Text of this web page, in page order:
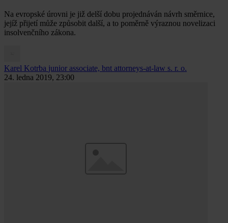
Na evropské úrovni je již delší dobu projednáván návrh směrnice,
jejíž přijetí může způsobit další, a to poměrně výraznou novelizaci
insolvenčního zákona.
Karel Kotrba junior associate, bnt attorneys-at-law s. r. o.
24. ledna 2019, 23:00